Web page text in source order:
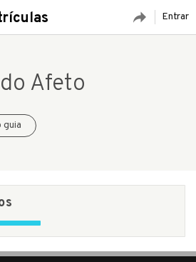
Entrar
Afeto
guia